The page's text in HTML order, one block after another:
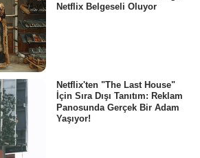
Netflix Belgeseli Oluyor
Netflix'ten "The Last House"
İçin Sıra Dışı Tanıtım: Reklam
Panosunda Gerçek Bir Adam
Yaşıyor!